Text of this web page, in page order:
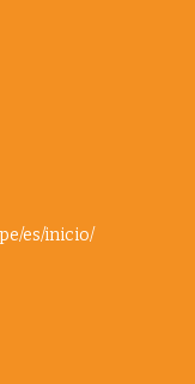
es/inicio/